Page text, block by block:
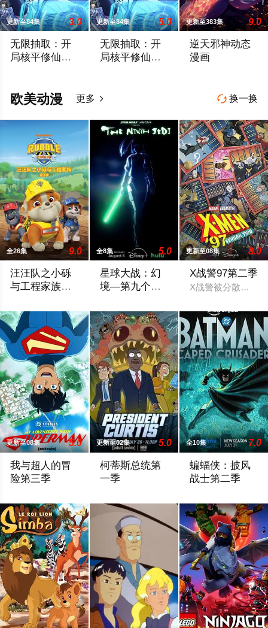
更新至84集 3.0
无限抽取：开
局核平修仙世
更新至84集 5.0
无限抽取：开
局核平修仙世
更新至383集 9.0
逆天邪神动态
漫画
 换一换
欧美动漫 更多 
全26集 9.0
汪汪队之小砾
与工程家族第
全8集 5.0
星球大战：幻
境—第九个绝
更新至08集 8.0
X战警97第二季
X战警被分散到了
更新至08集 5.0
我与超人的冒
险第三季
更新至02集 5.0
柯蒂斯总统第
一季
全10集 7.0
蝙蝠侠：披风
战士第二季